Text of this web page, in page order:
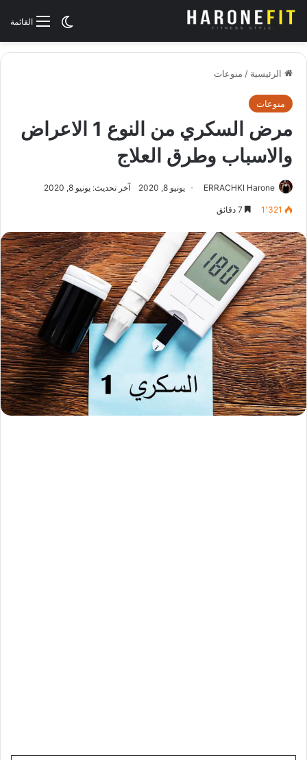
القائمةالوضع
الرئيسية / منوعات
منوعات
مرض السكري من النوع 1 الاعراض
والاسباب وطرق العلاج
ERRACHKI Harone يونيو 8, 2020 آخر تحديث: يونيو 8, 2020
1٬321